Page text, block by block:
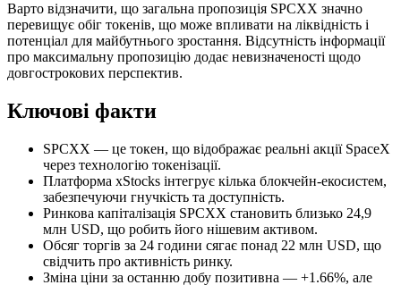
Варто відзначити, що загальна пропозиція SPCXX значно
перевищує обіг токенів, що може впливати на ліквідність і
потенціал для майбутнього зростання. Відсутність інформації
про максимальну пропозицію додає невизначеності щодо
довгострокових перспектив.
Ключові факти
SPCXX — це токен, що відображає реальні акції SpaceX
через технологію токенізації.
Платформа xStocks інтегрує кілька блокчейн-екосистем,
забезпечуючи гнучкість та доступність.
Ринкова капіталізація SPCXX становить близько 24,9
млн USD, що робить його нішевим активом.
Обсяг торгів за 24 години сягає понад 22 млн USD, що
свідчить про активність ринку.
Зміна ціни за останню добу позитивна — +1.66%, але